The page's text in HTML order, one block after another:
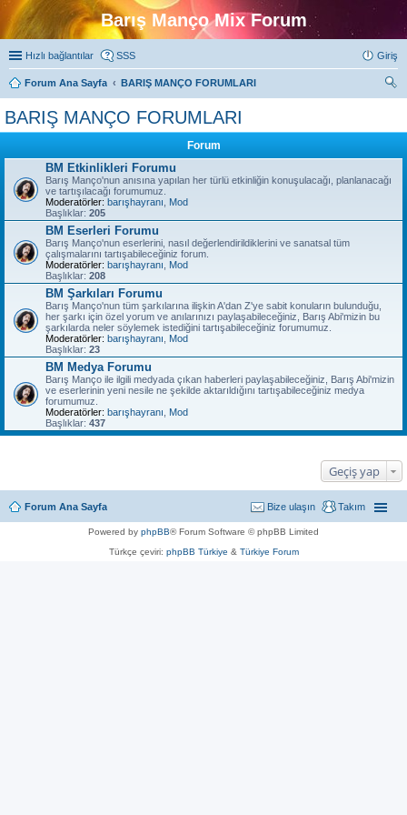
Barış Manço Mix Forum
Hızlı bağlantılar SSS Giriş
Forum Ana Sayfa
BARIŞ MANÇO FORUMLARI
BARIŞ MANÇO FORUMLARI
Forum
BM Etkinlikleri Forumu
Barış Manço'nun anısına yapılan her türlü etkinliğin konuşulacağı, planlanacağı
ve tartışılacağı forumumuz.
Moderatörler: barışhayranı
Mod
Başlıklar: 205
BM Eserleri Forumu
Barış Manço'nun eserlerini, nasıl değerlendirildiklerini ve sanatsal tüm
çalışmalarını tartışabileceğiniz forum.
Moderatörler: barışhayranı
Mod
Başlıklar: 208
BM Şarkıları Forumu
Barış Manço'nun tüm şarkılarına ilişkin A'dan Z'ye sabit konuların bulunduğu,
her şarkı için özel yorum ve anılarınızı paylaşabileceğiniz, Barış Abi'mizin bu
şarkılarda neler söylemek istediğini tartışabileceğiniz forumumuz.
Moderatörler: barışhayranı
Mod
Başlıklar: 23
BM Medya Forumu
Barış Manço ile ilgili medyada çıkan haberleri paylaşabileceğiniz, Barış Abi'mizin
ve eserlerinin yeni nesile ne şekilde aktarıldığını tartışabileceğiniz medya
forumumuz.
Moderatörler: barışhayranı
Mod
Başlıklar: 437
Geçiş yap
Forum Ana Sayfa Takım
Bize ulaşın
Powered by phpBB® Forum Software © phpBB Limited
Türkçe çeviri: phpBB Türkiye & Türkiye Forum